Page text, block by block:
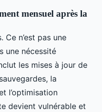
mensuel après la
Ce n’est pas une
une nécessité
les mises à jour de
la
l’optimisation
devient vulnérable et